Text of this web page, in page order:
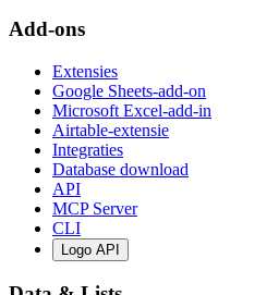
Add-ons
Extensies
Google Sheets-add-on
Microsoft Excel-add-in
Airtable-extensie
Integraties
Database download
API
MCP Server
CLI
Logo API